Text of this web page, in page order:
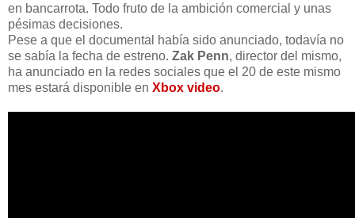
en bancarrota. Todo fruto de la ambición comercial y unas
pésimas decisiones.
Pese a que el documental había sido anunciado, todavía no
se sabía la fecha de estreno. Zak Penn, director del mismo,
ha anunciado en la redes sociales que el 20 de este mismo
mes estará disponible en Xbox video.